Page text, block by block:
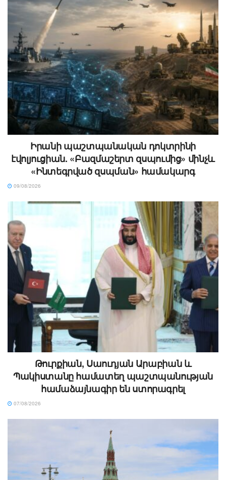
Իրանի պաշտպանական դոկտրինի
էվոլյուցիան. «Բազմաշերտ զսպումից» մինչև
«Ինտեգրված զսպման» համակարգ
09/08/2026
Թուրքիան, Սաուդյան Արաբիան և
Պակիստանը համատեղ պաշտպանության
համաձայնագիր են ստորագրել
07/08/2026